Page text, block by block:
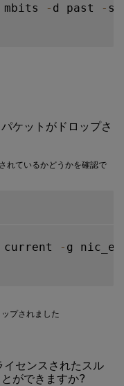
mbits - d past - s
ケットがドロップさ
れているかどうかを確認で
current - g
センスされたスル
ができますか?